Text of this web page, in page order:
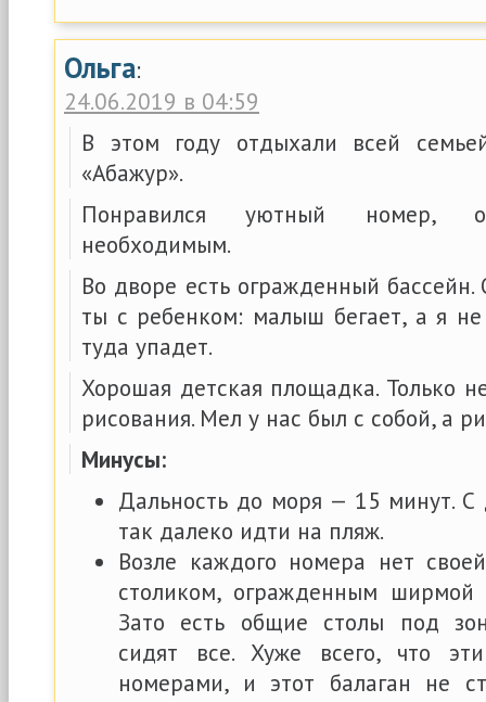
Ольга:
24.06.2019 в 04:59
В этом году отдыхали всей
«Абажур».
Понравился уютный номер,
необходимым.
Во дворе есть огражденный бассейн.
ты с ребенком: малыш бегает, а я
туда упадет.
Хорошая детская площадка. Только
рисования. Мел у нас был с собой, а
Минусы:
Дальность до моря — 15 минут. С
так далеко идти на пляж.
Возле каждого номера нет
столиком, огражденным ширмой
Зато есть общие столы под
сидят все. Хуже всего, что
номерами, и этот балаган не